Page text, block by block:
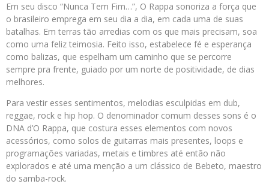
Em seu disco “Nunca Tem Fim…”, O Rappa sonoriza a força que
o brasileiro emprega em seu dia a dia, em cada uma de suas
batalhas. Em terras tão arredias com os que mais precisam, soa
como uma feliz teimosia. Feito isso, estabelece fé e esperança
como balizas, que espelham um caminho que se percorre
sempre pra frente, guiado por um norte de positividade, de dias
melhores.
Para vestir esses sentimentos, melodias esculpidas em dub,
reggae, rock e hip hop. O denominador comum desses sons é o
DNA d’O Rappa, que costura esses elementos com novos
acessórios, como solos de guitarras mais presentes, loops e
programações variadas, metais e timbres até então não
explorados e até uma menção a um clássico de Bebeto, maestro
do samba-rock.